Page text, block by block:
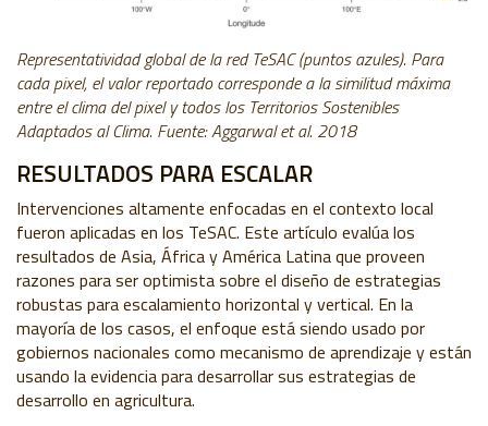
Representatividad global de la red TeSAC (puntos azules). Para
cada pixel, el valor reportado corresponde a la similitud máxima
entre el clima del pixel y todos los Territorios Sostenibles
Adaptados al Clima. Fuente: Aggarwal et al. 2018
RESULTADOS PARA ESCALAR
Intervenciones altamente enfocadas en el contexto local
fueron aplicadas en los TeSAC. Este artículo evalúa los
resultados de Asia, África y América Latina que proveen
razones para ser optimista sobre el diseño de estrategias
robustas para escalamiento horizontal y vertical. En la
mayoría de los casos, el enfoque está siendo usado por
gobiernos nacionales como mecanismo de aprendizaje y están
usando la evidencia para desarrollar sus estrategias de
desarrollo en agricultura.